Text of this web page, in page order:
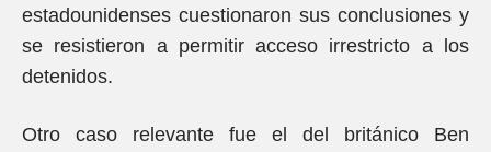
estadounidenses cuestionaron sus conclusiones y
se resistieron a permitir acceso irrestricto a los
detenidos.
Otro caso relevante fue el del británico Ben